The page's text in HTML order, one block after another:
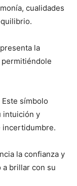
cualidades
la
símbolo
intuición y
incertidumbre.
la confianza y
a brillar con su